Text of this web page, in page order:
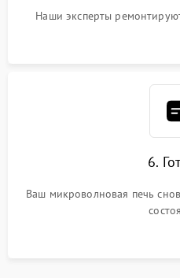
Наши эксперты
6.
Ваш микроволновая печь